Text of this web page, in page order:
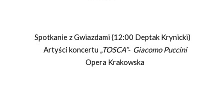
Spotkanie z Gwiazdami (12:00 Deptak Krynicki)
Artyści koncertu „TOSCA”- Giacomo Puccini
Opera Krakowska